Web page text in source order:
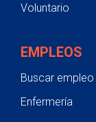
Voluntario
EMPLEOS
Buscar empleo
Enfermería